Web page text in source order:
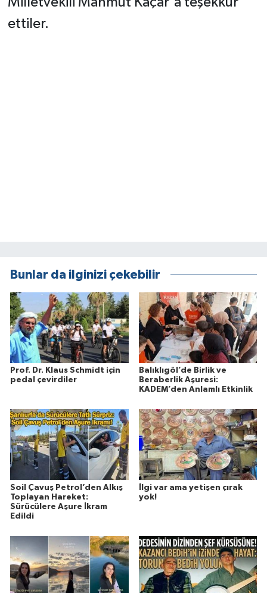
ettiler.
Bunlar da ilginizi çekebilir
Prof. Dr. Klaus Schmidt için
pedal çevirdiler
Balıklıgöl’de Birlik ve
Beraberlik Aşuresi:
KADEM’den Anlamlı Etkinlik
Soil Çavuş Petrol’den Alkış
Toplayan Hareket:
Sürücülere Aşure İkram
Edildi
İlgi var ama yetişen çırak
yok!